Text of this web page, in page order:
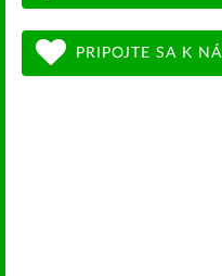
PRIPOJTE SA K